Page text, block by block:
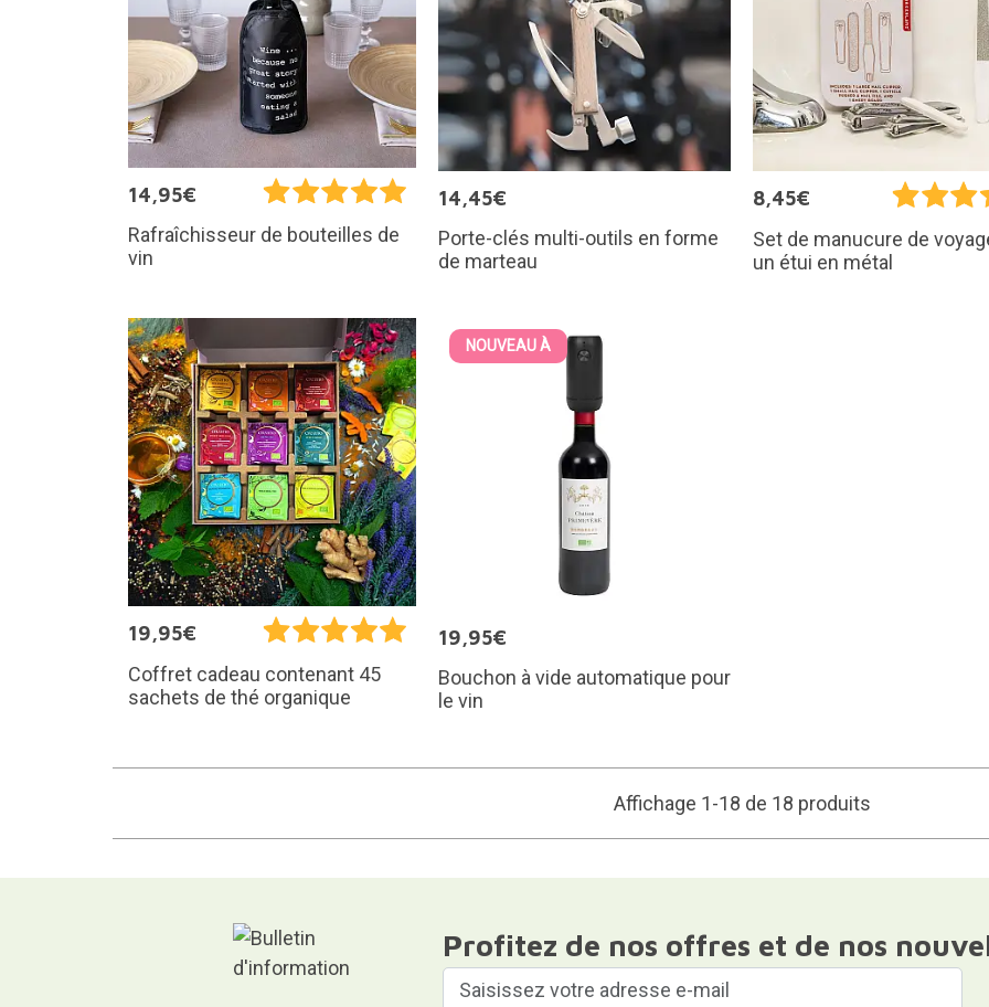
14,95€
Rafraîchisseur de bouteilles de
vin
14,45€
Porte-clés multi-outils en forme
de marteau
8,45€
Set de manucure de
un étui en métal
19,95€
Coffret cadeau contenant 45
sachets de thé organique
NOUVEAU À
19,95€
Bouchon à vide automatique pour
le vin
Affichage 1-18 de 18 produits
Profitez de nos offres et de nos